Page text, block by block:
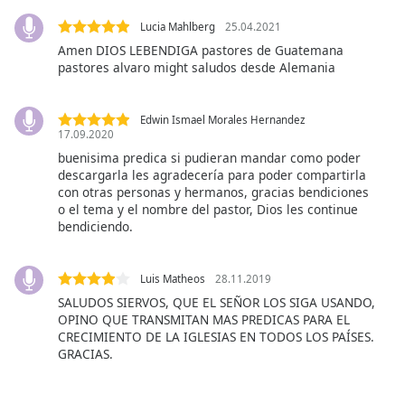
opens
subtitles
settings
subtitles
off
selected
Fullscreen
This
Lucia Mahlberg 25.04.2021
Amen DIOS LEBENDIGA pastores de Guatemana
pastores alvaro might saludos desde Alemania
Edwin Ismael Morales Hernandez
17.09.2020
buenisima predica si pudieran mandar como poder
descargarla les agradecería para poder compartirla
con otras personas y hermanos, gracias bendiciones
o el tema y el nombre del pastor, Dios les continue
bendiciendo.
Luis Matheos 28.11.2019
SALUDOS SIERVOS, QUE EL SEÑOR LOS SIGA USANDO,
OPINO QUE TRANSMITAN MAS PREDICAS PARA EL
CRECIMIENTO DE LA IGLESIAS EN TODOS LOS PAÍSES.
GRACIAS.